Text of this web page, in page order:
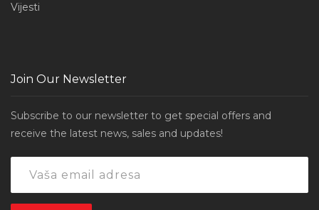
Vijesti
Join Our Newsletter
Subscribe to our newsletter to get special offers and
receive the latest news, sales and updates!